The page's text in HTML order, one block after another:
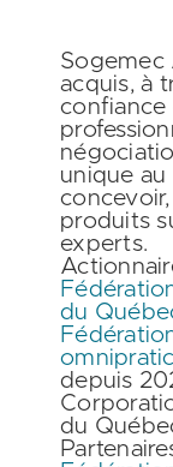
Sogemec
acquis, à
confiance
unique
produits
experts.
du
depuis
du